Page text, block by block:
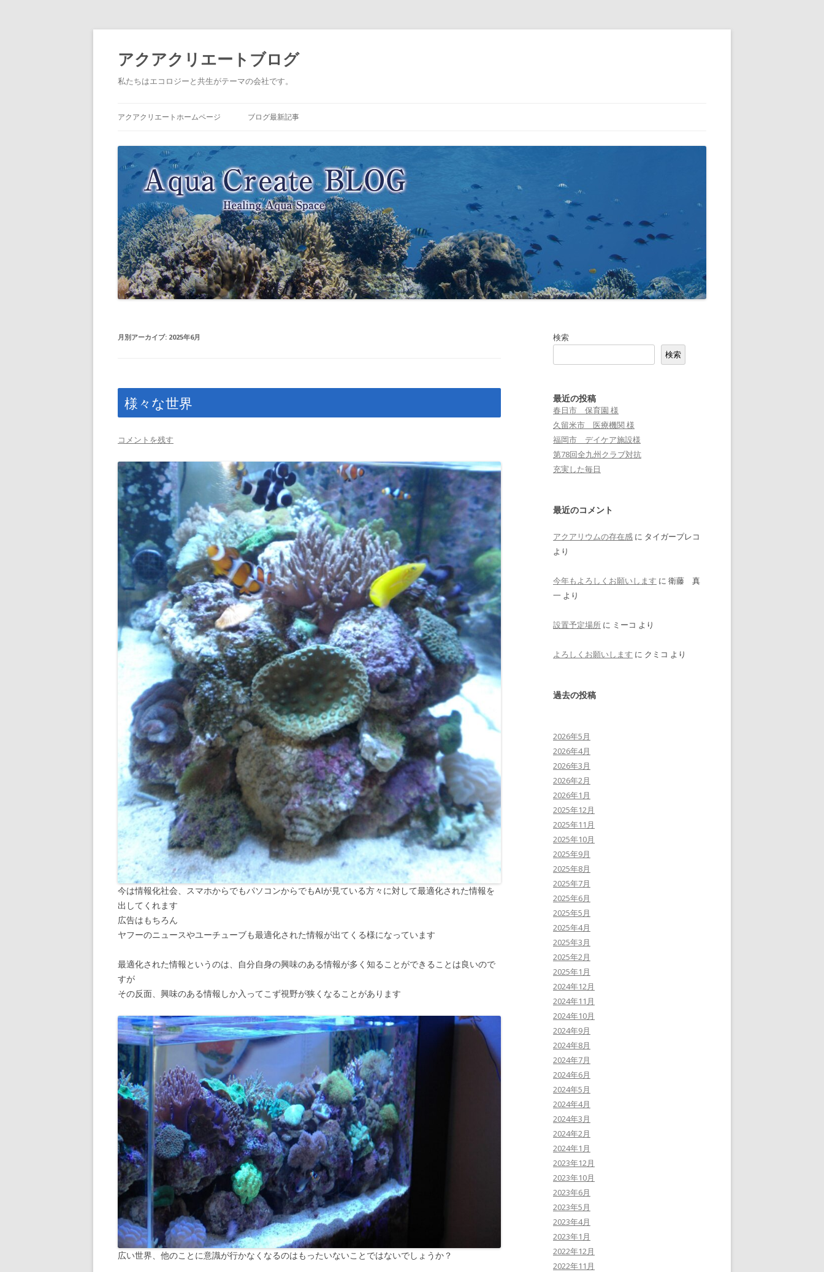
アクアクリエートブログ
私たちはエコロジーと共生がテーマの会社です。
へ
アクアクリエートホームページ ブログ最新記事
月別アーカイブ: 2025年6月
様々な世界
コメントを残す
今は情報化社会、スマホからでもパソコンからでもAIが見ている方々に対して最適化された情報を
出してくれます
広告はもちろん
ヤフーのニュースやユーチューブも最適化された情報が出てくる様になっています
最適化された情報というのは、自分自身の興味のある情報が多く知ることができることは良いので
すが
その反面、興味のある情報しか入ってこず視野が狭くなることがあります
広い世界、他のことに意識が行かなくなるのはもったいないことではないでしょうか？
検索
検索
最近の投稿
春日市 保育園 様
久留米市 医療機関 様
福岡市 デイケア施設様
第78回全九州クラブ対抗
充実した毎日
最近のコメント
アクアリウムの存在感 に タイガープレコ
より
今年もよろしくお願いします に 衛藤 真
一 より
設置予定場所 に ミーコ より
よろしくお願いします に クミコ より
過去の投稿
2026年5月
2026年4月
2026年3月
2026年2月
2026年1月
2025年12月
2025年11月
2025年10月
2025年9月
2025年8月
2025年7月
2025年6月
2025年5月
2025年4月
2025年3月
2025年2月
2025年1月
2024年12月
2024年11月
2024年10月
2024年9月
2024年8月
2024年7月
2024年6月
2024年5月
2024年4月
2024年3月
2024年2月
2024年1月
2023年12月
2023年10月
2023年6月
2023年5月
2023年4月
2023年1月
2022年12月
2022年11月